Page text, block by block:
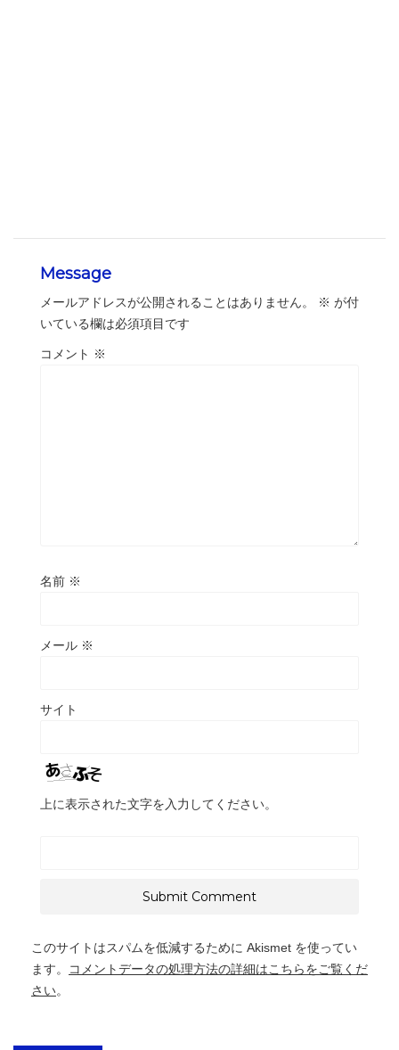
Message
メールアドレスが公開されることはありません。 ※ が付
いている欄は必須項目です
コメント ※
名前 ※
メール ※
サイト
上に表示された文字を入力してください。
このサイトはスパムを低減するために Akismet を使ってい
ます。
コメントデータの処理方法の詳細はこちらをご覧くだ
さい。